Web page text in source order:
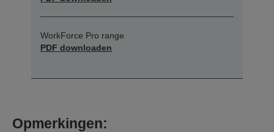
WorkForce Pro range
PDF downloaden
Opmerkingen: